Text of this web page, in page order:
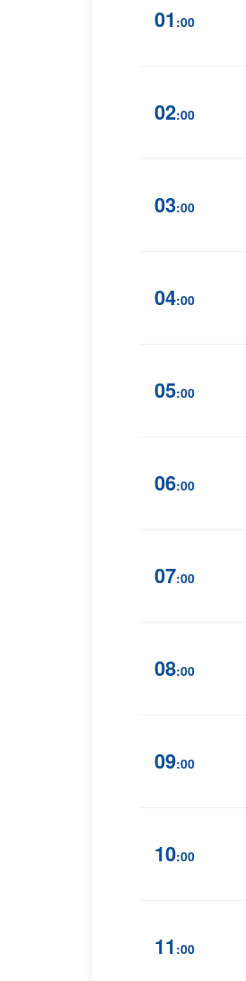
01 :00
02:00
03:00
04:00
05:00
06:00
07:00
08:00
09:00
10:00
11 :00